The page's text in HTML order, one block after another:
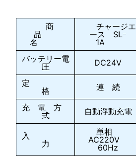
商
品
名
チャージエ
ース SLｰ
1A
バッテリー電
圧
DC24V
定
格
連 続
充 電 方
式
自動浮動充電
入
力
単相
AC220V
60Hz